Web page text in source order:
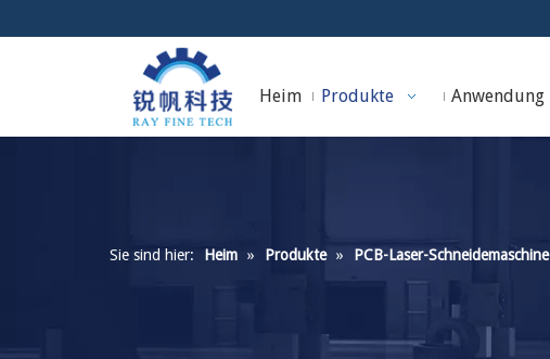
Heim Produkte Anwendung
Sie sind hier: Heim » Produkte » PCB-Laser-Schneidemaschine